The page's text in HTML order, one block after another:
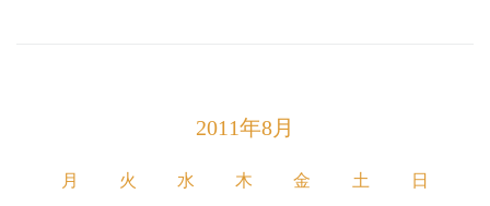
2011年8月
月 火 水 木 金 土 日